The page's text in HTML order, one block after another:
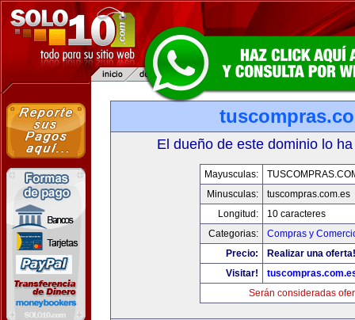
El dueño de este dominio lo
Mayusculas:
Minusculas:
tuscompras.com.es
Longitud:
10 caracteres
Categorias:
Compras y
Precio:
Realizar una oferta!
Visitar!
Serán consideradas